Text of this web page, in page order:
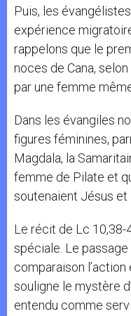
Puis, les
expérience
rappelons que le
noces de Cana,
par une femme
Dans les évangiles
figures féminines,
Magdala, la
femme de Pilate et
soutenaient Jésus et
Le récit de Lc 10,38-
spéciale. Le
comparaison
souligne le mystère
entendu comme